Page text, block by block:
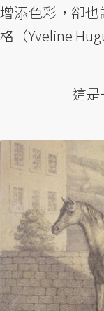
增添色彩，卻
格（Yveline
「這